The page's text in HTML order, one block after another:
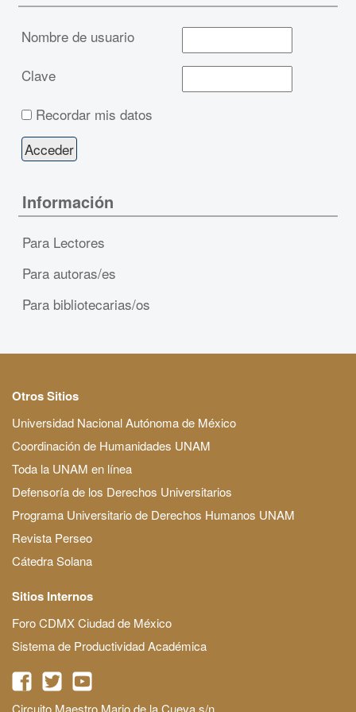
Nombre de usuario
Clave
Recordar mis datos
Información
Para Lectores
Para autoras/es
Para bibliotecarias/os
Otros Sitios
Universidad Nacional Autónoma de México
Coordinación de Humanidades UNAM
Toda la UNAM en línea
Defensoría de los Derechos Universitarios
Programa Universitario de Derechos Humanos UNAM
Revista Perseo
Cátedra Solana
Sitios Internos
Foro CDMX Ciudad de México
Sistema de Productividad Académica
Circuito Maestro Mario de la Cueva s/n